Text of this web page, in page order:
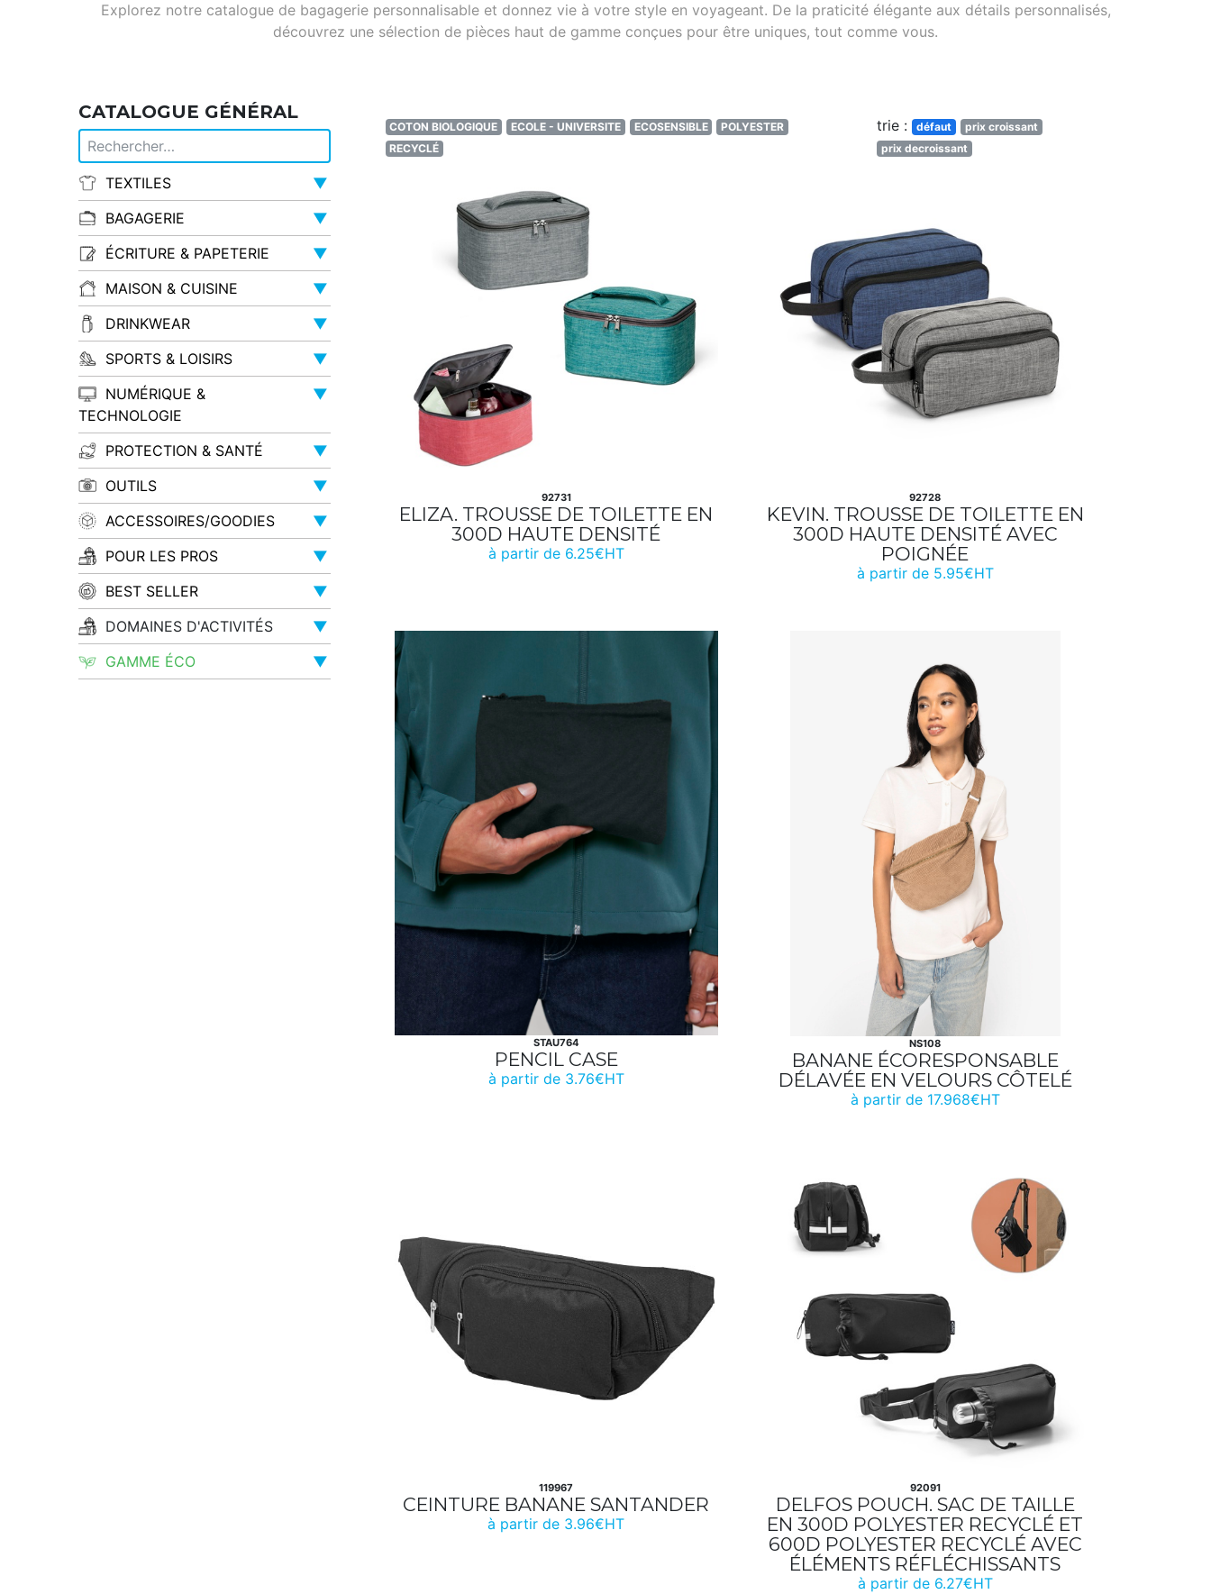
Explorez notre catalogue de bagagerie personnalisable et donnez vie à votre style en voyageant. De la praticité élégante aux détails personnalisés,
découvrez une sélection de pièces haut de gamme conçues pour être uniques, tout comme vous.
CATALOGUE GÉNÉRAL
TEXTILES
▼
BAGAGERIE
▼
ÉCRITURE & PAPETERIE
▼
MAISON & CUISINE
▼
DRINKWEAR
▼
SPORTS & LOISIRS
▼
NUMÉRIQUE &
TECHNOLOGIE
▼
PROTECTION & SANTÉ
▼
OUTILS
▼
ACCESSOIRES/GOODIES
▼
POUR LES PROS
▼
BEST SELLER
▼
DOMAINES D'ACTIVITÉS
▼
GAMME ÉCO
▼
COTON BIOLOGIQUE ECOLE - UNIVERSITE ECOSENSIBLE
POLYESTER
RECYCLÉ
trie : défaut
prix croissant
prix decroissant
92731
ELIZA. TROUSSE DE TOILETTE EN
300D HAUTE DENSITÉ
à partir de 6.25€HT
92728
KEVIN. TROUSSE DE TOILETTE EN
300D HAUTE DENSITÉ AVEC
POIGNÉE
à partir de 5.95€HT
STAU764
PENCIL CASE
à partir de 3.76€HT
NS108
BANANE ÉCORESPONSABLE
DÉLAVÉE EN VELOURS CÔTELÉ
à partir de 17.968€HT
119967
CEINTURE BANANE SANTANDER
à partir de 3.96€HT
92091
DELFOS POUCH. SAC DE TAILLE
EN 300D POLYESTER RECYCLÉ ET
600D POLYESTER RECYCLÉ AVEC
ÉLÉMENTS RÉFLÉCHISSANTS
à partir de 6.27€HT